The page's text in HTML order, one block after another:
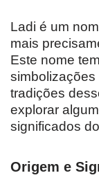
Ladi é um
mais
Este nome
simbolizações
tradições
explorar
significados
Origem e